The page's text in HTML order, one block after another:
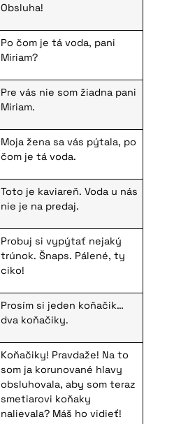
Obsluha!
Po čom je tá voda, pani
Miriam?
Pre vás nie som žiadna pani
Miriam.
Moja žena sa vás pýtala, po
čom je tá voda.
Toto je kaviareň. Voda u nás
nie je na predaj.
Probuj si vypýtať nejaký
trúnok. Šnaps. Pálené, ty
ciko!
Prosím si jeden koňačik…
dva koňačiky.
Koňačiky! Pravdaže! Na to
som ja korunované hlavy
obsluhovala, aby som teraz
smetiarovi koňaky
nalievala? Máš ho vidieť!